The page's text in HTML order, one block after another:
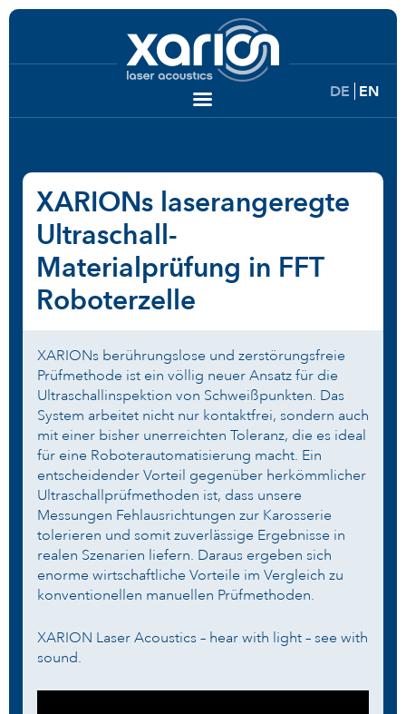
DE EN
XARIONs laserangeregte
Ultraschall-
Materialprüfung in FFT
Roboterzelle
XARIONs berührungslose und zerstörungsfreie
Prüfmethode ist ein völlig neuer Ansatz für die
Ultraschallinspektion von Schweißpunkten. Das
System arbeitet nicht nur kontaktfrei, sondern auch
mit einer bisher unerreichten Toleranz, die es ideal
für eine Roboterautomatisierung macht. Ein
entscheidender Vorteil gegenüber herkömmlicher
Ultraschallprüfmethoden ist, dass unsere
Messungen Fehlausrichtungen zur Karosserie
tolerieren und somit zuverlässige Ergebnisse in
realen Szenarien liefern. Daraus ergeben sich
enorme wirtschaftliche Vorteile im Vergleich zu
konventionellen manuellen Prüfmethoden.
XARION Laser Acoustics – hear with light – see with
sound.